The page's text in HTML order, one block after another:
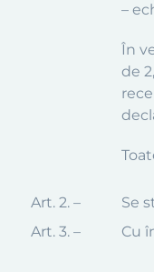
–
În
de
Art. 2. –
Se
Art. 3. – Cu